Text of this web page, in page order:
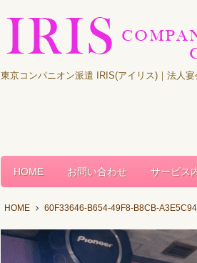
東京コンパニオン派遣 IRIS(アイリス)｜法人
HOME お問い合わせ サービス
HOME 60F33646-B654-49F8-B8CB-